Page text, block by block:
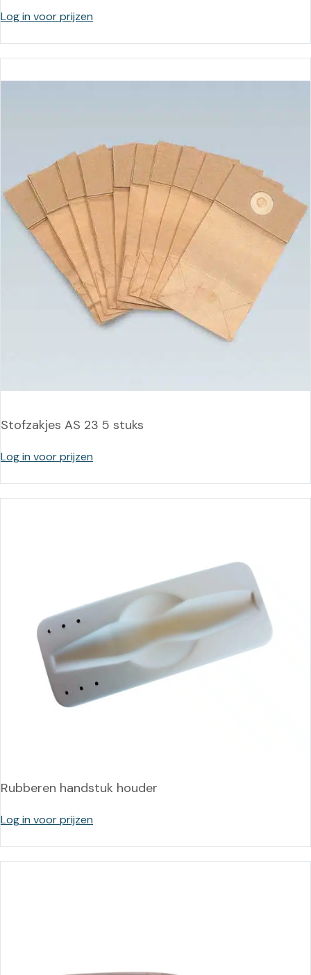
Log in voor prijzen
Stofzakjes AS 23 5 stuks
Log in voor prijzen
Rubberen handstuk houder
Log in voor prijzen